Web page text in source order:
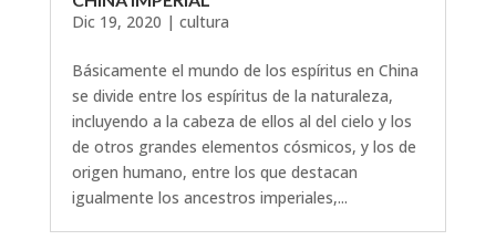
Dic 19, 2020 | cultura
Básicamente el mundo de los espíritus en China
se divide entre los espíritus de la naturaleza,
incluyendo a la cabeza de ellos al del cielo y los
de otros grandes elementos cósmicos, y los de
origen humano, entre los que destacan
igualmente los ancestros imperiales,...